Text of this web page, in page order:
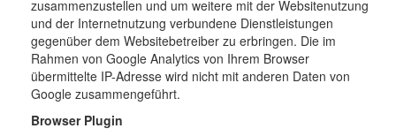
zusammenzustellen und um weitere mit der Websitenutzung
und der Internetnutzung verbundene Dienstleistungen
gegenüber dem Websitebetreiber zu erbringen. Die im
Rahmen von Google Analytics von Ihrem Browser
übermittelte IP-Adresse wird nicht mit anderen Daten von
Google zusammengeführt.
Browser Plugin